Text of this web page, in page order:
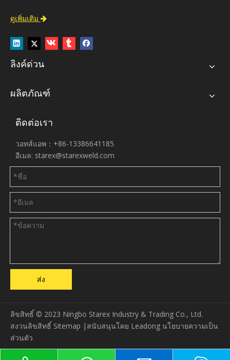
ดูเพิ่มเติม 
ลิงค์ด่วน
ผลิตภัณฑ์
ติดต่อเรา
วอทส์แอพ：+86-13386641185
อีเมล: starex@starexweld.com
ส่ง
ลิขสิทธิ์ © 2023 Ningbo Starex Industry & Trading Co., Ltd.
สงวนลิขสิทธิ์ Sitemap |สนับสนุนโดย Leadong นโยบายความเป็น
ส่วนตัว